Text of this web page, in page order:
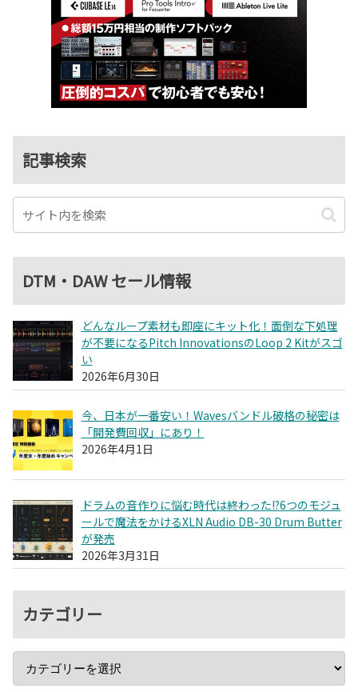
記事検索
DTM・DAW セール情報
どんなループ素材も即座にキット化！面倒な下処理
が不要になるPitch InnovationsのLoop 2 Kitがスゴ
い
2026年6月30日
今、日本が一番安い！Wavesバンドル破格の秘密は
「開発費回収」にあり！
2026年4月1日
ドラムの音作りに悩む時代は終わった!?6つのモジュ
ールで魔法をかけるXLN Audio DB-30 Drum Butter
が発売
2026年3月31日
カテゴリー